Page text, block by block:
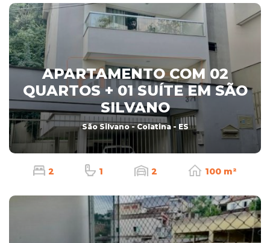
APARTAMENTO COM 02
QUARTOS + 01 SUÍTE EM SÃO
SILVANO
São Silvano - Colatina - ES
2 1 2 100 m²